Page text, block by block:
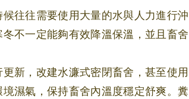
往往需要使用大量的水與人力進行沖
不一定能夠有效降溫保溫，並且畜舍
新，改建水濂式密閉畜舍，甚至使用
濕氣，保持畜舍內溫度穩定舒爽。糞